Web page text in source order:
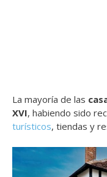
La mayoría de las
XVI, habiendo sido
turísticos, tiendas y